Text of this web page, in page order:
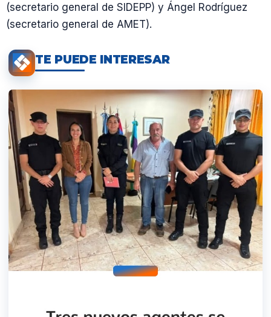
(secretario general de SIDEPP) y Ángel Rodríguez
(secretario general de AMET).
TE PUEDE INTERESAR